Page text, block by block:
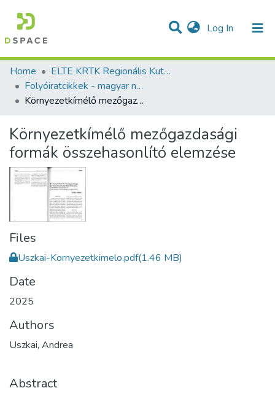
Log In (current)
Communities & Collections
Statistics
All of DSpace
Home
ELTE KRTK Regionális Kutatások Intézete
Folyóiratcikkek - magyar nyelvű (RKI)
Környezetkímélő mezőgazdasági formák összehasonlító elemzése
Környezetkímélő mezőgazdasági
formák összehasonlító elemzése
Files
Uszkai-Kornyezetkimelo.pdf(1.46 MB)
Date
2025
Authors
Uszkai, Andrea
Abstract